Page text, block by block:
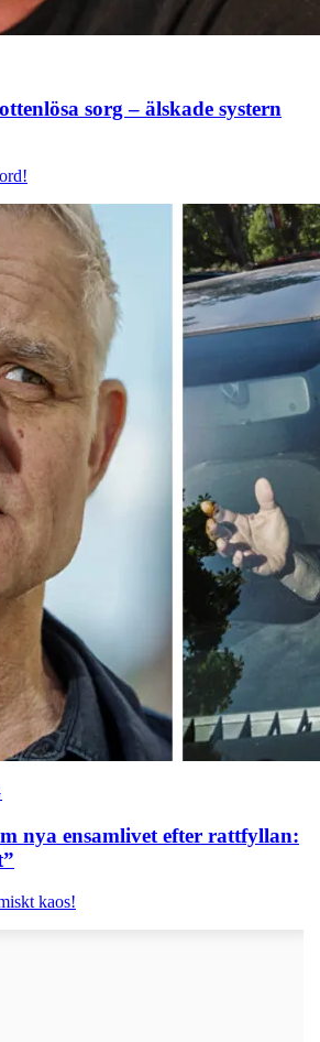
sorg – älskade systern
nya ensamlivet efter rattfyllan:
kaos!